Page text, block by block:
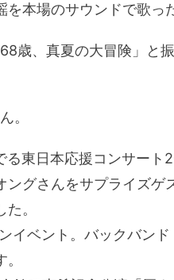
本場のサウンドで歌っ
歳、真夏の大冒険」と振
。
東日本応援コンサー
ングさんをサプライズ
。
イベント。バックバン